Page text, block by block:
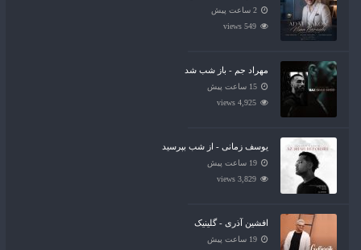
2 ساعت پیش
549 views
مهراد جم - باز شب شد
15 ساعت پیش
4,925 views
یوسف زمانی - از شب بپرسید
19 ساعت پیش
3,829 views
افشین آذری - گلینیک
19 ساعت پیش